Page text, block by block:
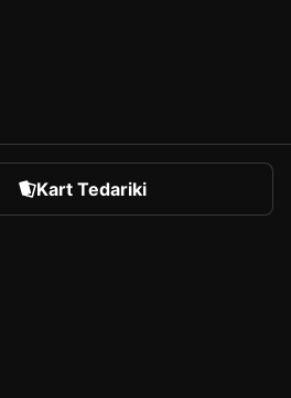
Kart Tedariki